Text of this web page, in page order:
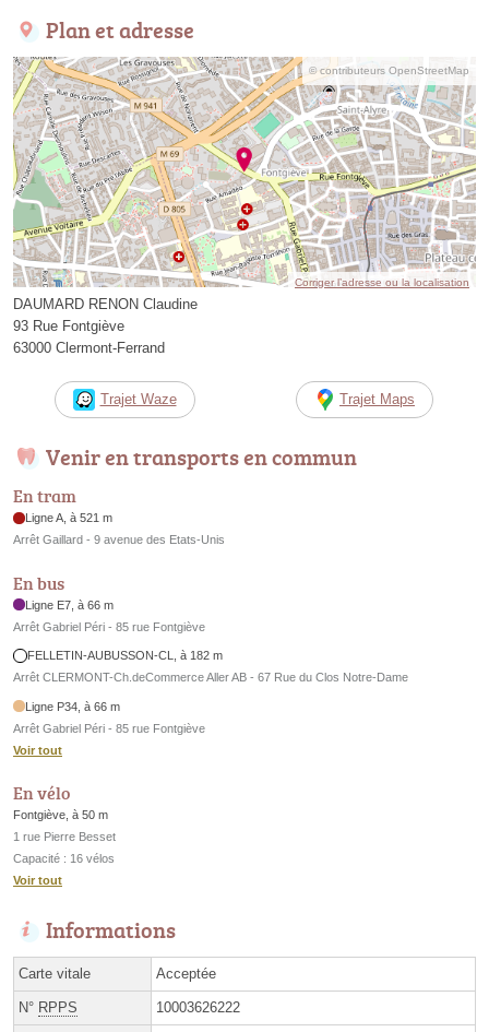
Plan et adresse
© contributeurs OpenStreetMap
Corriger l’adresse ou la localisation
DAUMARD RENON Claudine
93 Rue Fontgiève
63000 Clermont-Ferrand
Trajet Waze Trajet Maps
Venir en transports en commun
En tram
Ligne A, à 521 m
Arrêt Gaillard - 9 avenue des Etats-Unis
En bus
Ligne E7, à 66 m
Arrêt Gabriel Péri - 85 rue Fontgiève
FELLETIN-AUBUSSON-CL, à 182 m
Arrêt CLERMONT-Ch.deCommerce Aller AB - 67 Rue du Clos Notre-Dame
Ligne P34, à 66 m
Arrêt Gabriel Péri - 85 rue Fontgiève
Voir tout
En vélo
Fontgiève, à 50 m
1 rue Pierre Besset
Capacité : 16 vélos
Voir tout
Informations
Carte vitale Acceptée
N° RPPS 10003626222